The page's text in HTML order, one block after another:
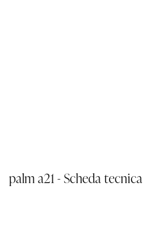
palm a21 - Scheda tecnica